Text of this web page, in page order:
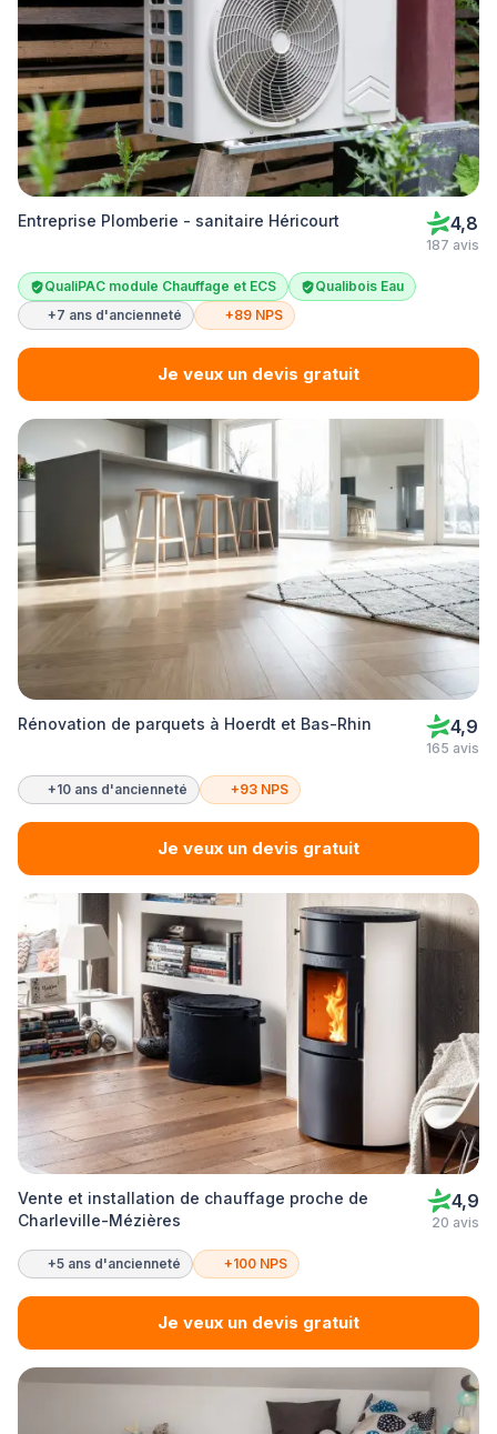
Entreprise Plomberie - sanitaire Héricourt 4,8
187 avis
QualiPAC module Chauffage et ECS
Qualibois Eau
+7 ans d'ancienneté
+89 NPS
Je veux un devis gratuit
Rénovation de parquets à Hoerdt et Bas-Rhin 4,9
165 avis
+10 ans d'ancienneté +93 NPS
Je veux un devis gratuit
Vente et installation de chauffage proche de
Charleville-Mézières
4,9
20 avis
+5 ans d'ancienneté +100 NPS
Je veux un devis gratuit